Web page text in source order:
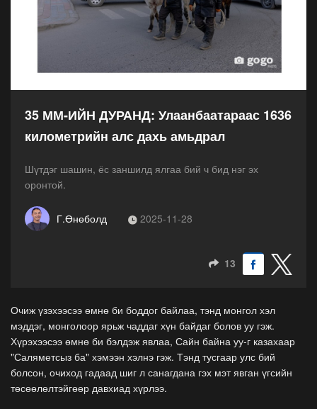
35 ММ-ИЙН ДУРАНД: Улаанбаатараас 1636
километрийн алс дахь амьдрал
Шүтдэг шашин, ёс заншилд ялгаа бий ч бид нэг эх
оронтой.
Г.Өнөболд 2025-11-28
13
Очиж үзэхээсээ өмнө би боддог байлаа, тэнд монгол хэл
мэддэг, монголоор ярьж чаддаг хүн байдаг болов уу гэж.
Хүрэхээсээ өмнө би бэлдэж явлаа, Сайн байна уу-г казахаар
"Саляметсыз ба" хэмээн хэлнэ гэж. Тэнд тусгаар улс бий
болсон, очиход гадаад шиг л санагдана гэх мэт явган үгсийн
төсөөлөлтэйгөөр давхиад хүрлээ.